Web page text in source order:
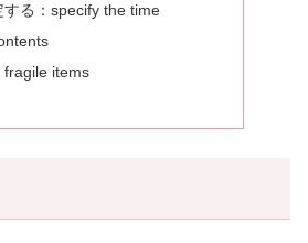
する：specify the time
fragile items